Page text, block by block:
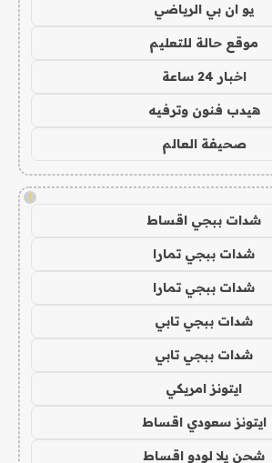
يو ان بي الرياضي
موقع حالة للتعليم
اخبار 24 ساعة
هيدب فنون وترفيه
صحيفة العالم
!
شدات ببجي اقساط
شدات ببجي تمارا
شدات ببجي تمارا
شدات ببجي تابي
شدات ببجي تابي
ايتونز امريكي
ايتونز سعودي اقساط
شحن يلا لودو اقساط